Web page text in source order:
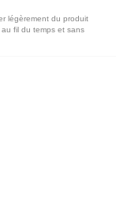
erreur dans l’exécution
légèrement du produit
fil du temps et sans